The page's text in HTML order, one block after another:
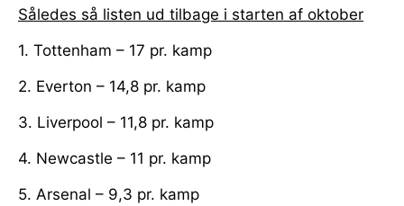
Således så listen ud tilbage i starten af oktober
1. Tottenham – 17 pr. kamp
2. Everton – 14,8 pr. kamp
3. Liverpool – 11,8 pr. kamp
4. Newcastle – 11 pr. kamp
5. Arsenal – 9,3 pr. kamp